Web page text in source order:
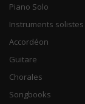
Piano Solo
Instruments solistes
Accordéon
Guitare
Chorales
Songbooks